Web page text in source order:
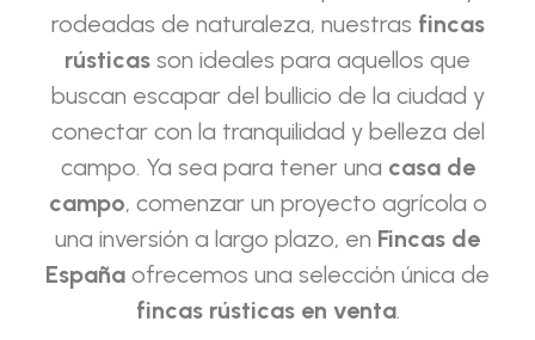
rodeadas de naturaleza, nuestras fincas
rústicas son ideales para aquellos que
buscan escapar del bullicio de la ciudad y
conectar con la tranquilidad y belleza del
campo. Ya sea para tener una casa de
campo, comenzar un proyecto agrícola o
una inversión a largo plazo, en Fincas de
España ofrecemos una selección única de
fincas rústicas en venta.